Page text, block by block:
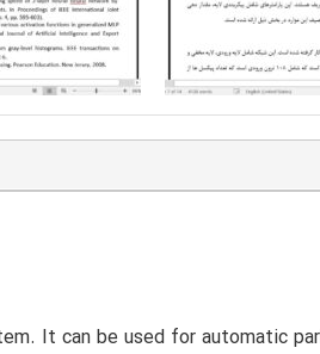
It can be used for automatic